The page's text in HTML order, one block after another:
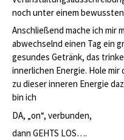
noch unter einem
Anschließend mache ich mir
abwechselnd einen Tag ein
gesundes Getränk, das
innerlichen Energie. Hole
zu dieser inneren Energie
bin ich
DA, „on“, verbunden,
dann GEHTS LOS….